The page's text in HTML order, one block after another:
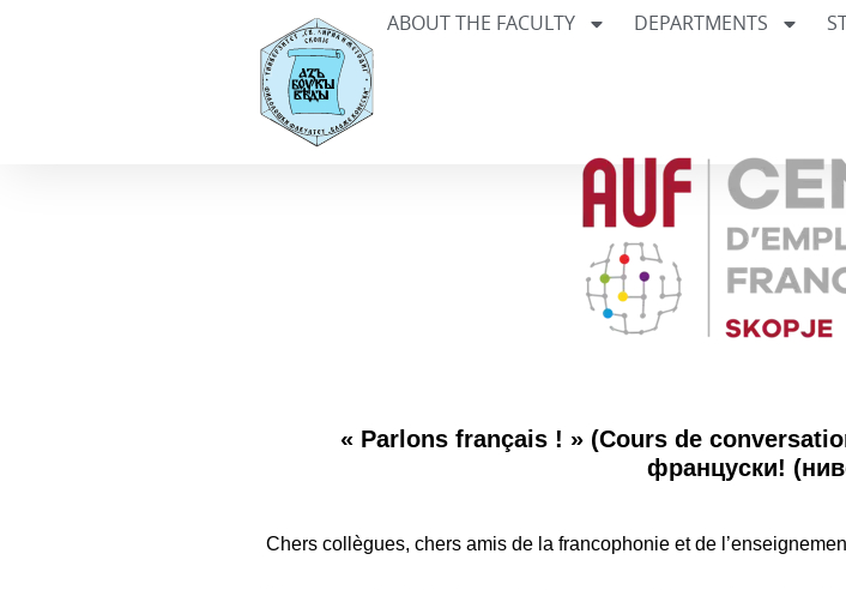
ABOUT THE FACULTY DEPARTMENTS
« Parlons français ! » (Cours de
француски!
Chers collègues, chers amis de la francophonie et de